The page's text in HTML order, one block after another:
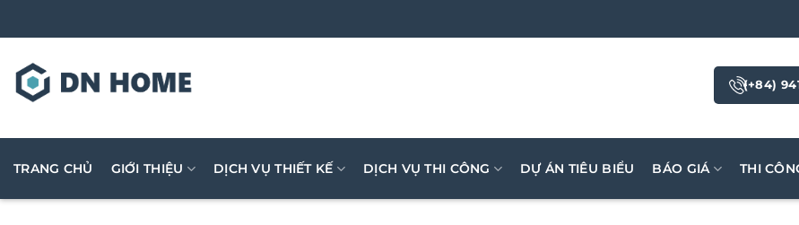
qua
dung
(+84)
TRANG CHỦ GIỚI THIỆU DỊCH VỤ THIẾT KẾ DỊCH VỤ THI CÔNG DỰ ÁN TIÊU BIỂU BÁO GIÁ THI